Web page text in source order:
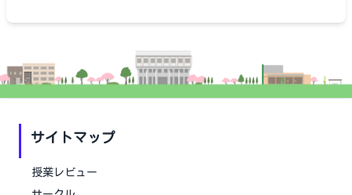
サイトマップ
授業レビュー